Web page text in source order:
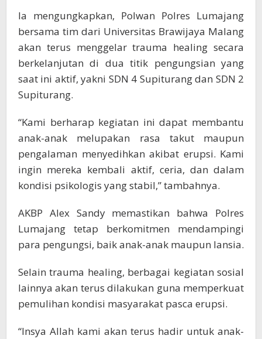
Ia mengungkapkan, Polwan Polres Lumajang
bersama tim dari Universitas Brawijaya Malang
akan terus menggelar trauma healing secara
berkelanjutan di dua titik pengungsian yang
saat ini aktif, yakni SDN 4 Supiturang dan SDN 2
Supiturang.
“Kami berharap kegiatan ini dapat membantu
anak-anak melupakan rasa takut maupun
pengalaman menyedihkan akibat erupsi. Kami
ingin mereka kembali aktif, ceria, dan dalam
kondisi psikologis yang stabil,” tambahnya.
AKBP Alex Sandy memastikan bahwa Polres
Lumajang tetap berkomitmen mendampingi
para pengungsi, baik anak-anak maupun lansia.
Selain trauma healing, berbagai kegiatan sosial
lainnya akan terus dilakukan guna memperkuat
pemulihan kondisi masyarakat pasca erupsi.
“Insya Allah kami akan terus hadir untuk anak-